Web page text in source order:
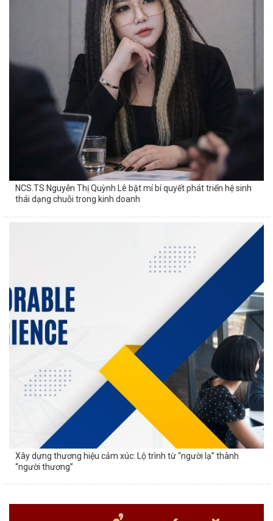
NCS.TS Nguyễn Thị Quỳnh Lê bật mí bí quyết phát triển hệ sinh
thái dạng chuỗi trong kinh doanh
Xây dựng thương hiệu cảm xúc: Lộ trình từ “người lạ” thành
“người thương”